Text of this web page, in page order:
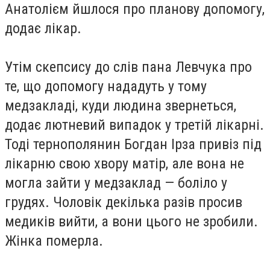
Анатолієм йшлося про планову допомогу,
додає лікар.
Утім скепсису до слів пана Левчука про
те, що допомогу нададуть у тому
медзакладі, куди людина звернеться,
додає лютневий випадок у третій лікарні.
Тоді тернополянин Богдан Ірза привіз під
лікарню свою хвору матір, але вона не
могла зайти у медзаклад — боліло у
грудях. Чоловік декілька разів просив
медиків вийти, а вони цього не зробили.
Жінка померла.